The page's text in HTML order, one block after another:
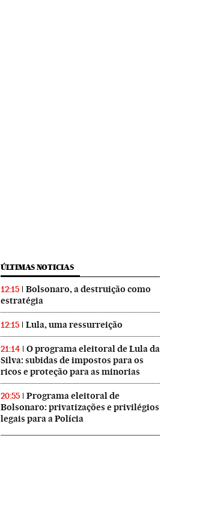
ÚLTIMAS NOTICIAS
12:15
Bolsonaro, a destruição como
estratégia
12:15 Lula, uma ressurreição
21:14
O programa eleitoral de Lula da
Silva: subidas de impostos para os
ricos e proteção para as minorias
20:55
Programa eleitoral de
Bolsonaro: privatizações e privilégios
legais para a Polícia